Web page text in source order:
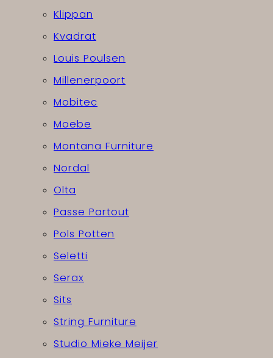
Klippan
Kvadrat
Louis Poulsen
Millenerpoort
Mobitec
Moebe
Montana Furniture
Nordal
Olta
Passe Partout
Pols Potten
Seletti
Serax
Sits
String Furniture
Studio Mieke Meijer